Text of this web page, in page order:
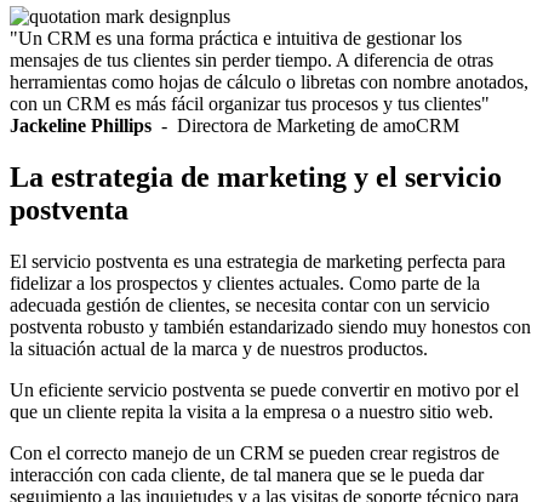
"Un CRM es una forma práctica e intuitiva de gestionar los
mensajes de tus clientes sin perder tiempo. A diferencia de otras
herramientas como hojas de cálculo o libretas con nombre anotados,
con un CRM es más fácil organizar tus procesos y tus clientes"
Jackeline Phillips - Directora de Marketing de amoCRM
La estrategia de marketing y el servicio
postventa
El servicio postventa es una estrategia de marketing perfecta para
fidelizar a los prospectos y clientes actuales. Como parte de la
adecuada gestión de clientes, se necesita contar con un servicio
postventa robusto y también estandarizado siendo muy honestos con
la situación actual de la marca y de nuestros productos.
Un eficiente servicio postventa se puede convertir en motivo por el
que un cliente repita la visita a la empresa o a nuestro sitio web.
Con el correcto manejo de un CRM se pueden crear registros de
interacción con cada cliente, de tal manera que se le pueda dar
seguimiento a las inquietudes y a las visitas de soporte técnico para